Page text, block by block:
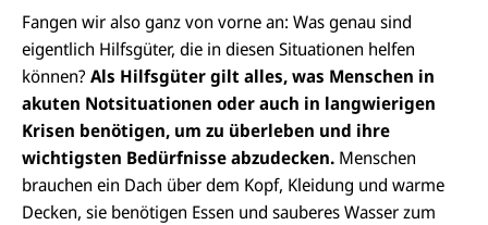
Fangen wir also ganz von vorne an: Was genau sind
eigentlich Hilfsgüter, die in diesen Situationen helfen
können? Als Hilfsgüter gilt alles, was Menschen in
akuten Notsituationen oder auch in langwierigen
Krisen benötigen, um zu überleben und ihre
wichtigsten Bedürfnisse abzudecken. Menschen
brauchen ein Dach über dem Kopf, Kleidung und warme
Decken, sie benötigen Essen und sauberes Wasser zum